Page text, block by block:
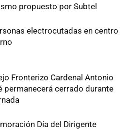
propuesto por Subtel
electrocutadas en centro
Fronterizo Cardenal Antonio
permanecerá cerrado durante
Día del Dirigente